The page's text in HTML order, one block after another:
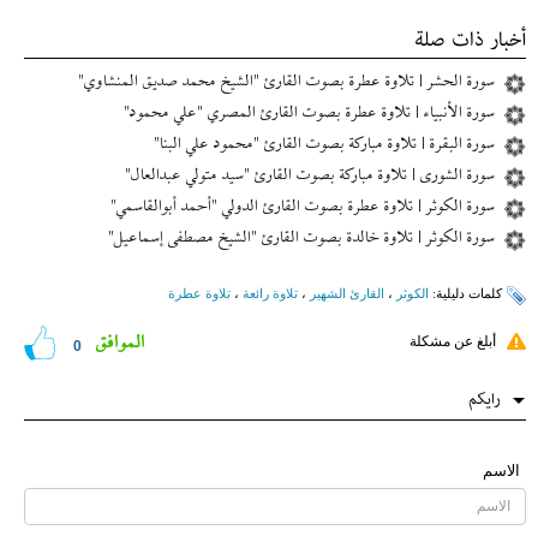
أخبار ذات صلة
سورة الحشر | تلاوة عطرة بصوت القارئ "الشيخ محمد صديق المنشاوي"
سورة الأنبياء | تلاوة عطرة بصوت القارئ المصري "علي محمود"
سورة البقرة | تلاوة مباركة بصوت القارئ "محمود علي البنا"
سورة الشورى | تلاوة مباركة بصوت القارئ "سيد متولي عبدالعال"
سورة الكوثر | تلاوة عطرة بصوت القارئ الدولي "أحمد أبوالقاسمي"
سورة الكوثر | تلاوة خالدة بصوت القارئ "الشيخ مصطفى إسماعیل"
کلمات دلیلیة: الکوثر ، القارئ الشهیر ، تلاوة رائعة ، تلاوة عطرة
أبلغ عن مشكلة 0 الموافق
رایکم
الاسم